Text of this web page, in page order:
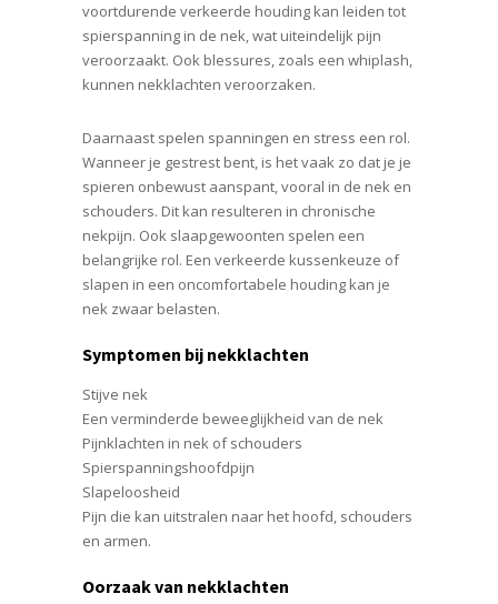
voortdurende verkeerde houding kan leiden tot
spierspanning in de nek, wat uiteindelijk pijn
veroorzaakt. Ook blessures, zoals een whiplash,
kunnen nekklachten veroorzaken.
Daarnaast spelen spanningen en stress een rol.
Wanneer je gestrest bent, is het vaak zo dat je je
spieren onbewust aanspant, vooral in de nek en
schouders. Dit kan resulteren in chronische
nekpijn. Ook slaapgewoonten spelen een
belangrijke rol. Een verkeerde kussenkeuze of
slapen in een oncomfortabele houding kan je
nek zwaar belasten.
Symptomen bij nekklachten
Stijve nek
Een verminderde beweeglijkheid van de nek
Pijnklachten in nek of schouders
Spierspanningshoofdpijn
Slapeloosheid
Pijn die kan uitstralen naar het hoofd, schouders
en armen.
Oorzaak van nekklachten